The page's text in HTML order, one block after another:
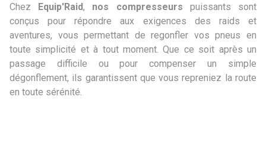
Chez Equip'Raid, nos compresseurs puissants sont
conçus pour répondre aux exigences des raids et
aventures, vous permettant de regonfler vos pneus en
toute simplicité et à tout moment. Que ce soit après un
passage difficile ou pour compenser un simple
dégonflement, ils garantissent que vous repreniez la route
en toute sérénité.